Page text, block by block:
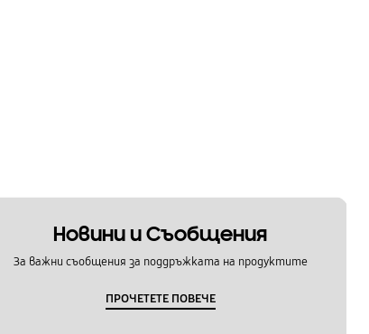
Новини и Съобщения
За важни съобщения за поддръжката на продуктите
ПРОЧЕТЕТЕ ПОВЕЧЕ